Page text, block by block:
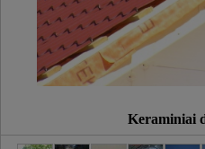
Keraminiai